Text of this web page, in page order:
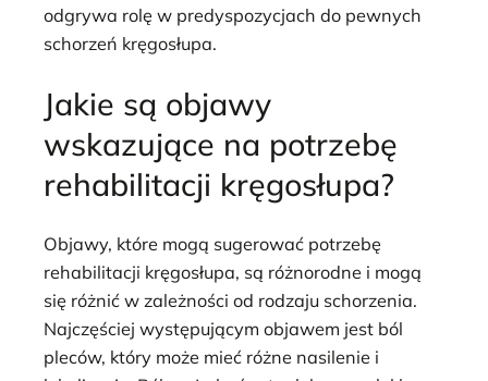
odgrywa rolę w predyspozycjach do pewnych
schorzeń kręgosłupa.
Jakie są objawy
wskazujące na potrzebę
rehabilitacji kręgosłupa?
Objawy, które mogą sugerować potrzebę
rehabilitacji kręgosłupa, są różnorodne i mogą
się różnić w zależności od rodzaju schorzenia.
Najczęściej występującym objawem jest ból
pleców, który może mieć różne nasilenie i